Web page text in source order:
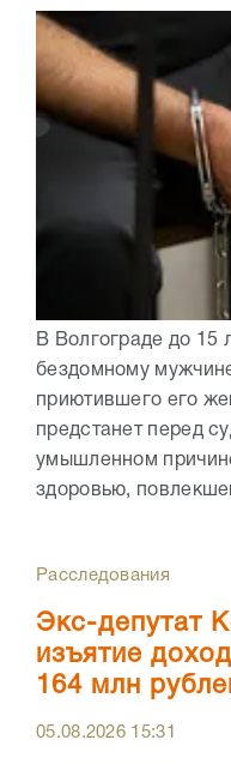
В Волгограде до 15
бездомному
приютившего его
предстанет перед
умышленном
здоровью,
Расследования
Экс-депутат
изъятие
164 млн
05.08.2026 15:31